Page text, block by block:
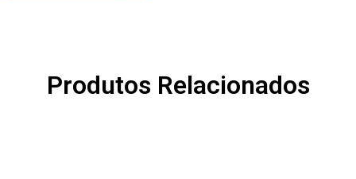
Produtos Relacionados